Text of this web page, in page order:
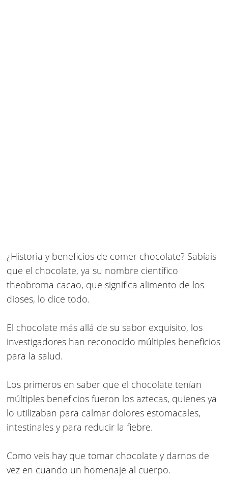
¿Historia y beneficios de comer chocolate? Sabíais
que el chocolate, ya su nombre científico
theobroma cacao, que significa alimento de los
dioses, lo dice todo.
El chocolate más allá de su sabor exquisito, los
investigadores han reconocido múltiples beneficios
para la salud.
Los primeros en saber que el chocolate tenían
múltiples beneficios fueron los aztecas, quienes ya
lo utilizaban para calmar dolores estomacales,
intestinales y para reducir la fiebre.
Como veis hay que tomar chocolate y darnos de
vez en cuando un homenaje al cuerpo.